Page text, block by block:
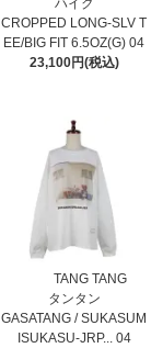
ハイク
CROPPED LONG-SLV T
EE/BIG FIT 6.5OZ(G) 04
23,100円(税込)
TANG TANG
タンタン
GASATANG / SUKASUM
ISUKASU-JRP... 04